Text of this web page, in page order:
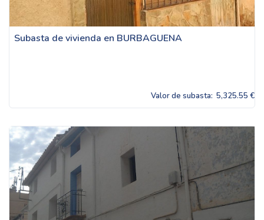
Subasta de vivienda en BURBAGUENA
Valor de subasta: 5,325.55 €